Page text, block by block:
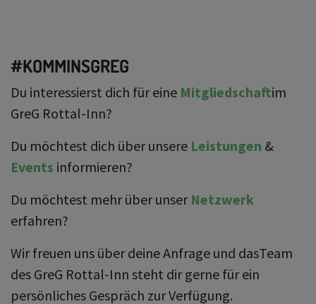
#KOMMINSGREG
Du interessierst dich für eine Mitgliedschaftim
GreG Rottal-Inn?
Du möchtest dich über unsere Leistungen &
Events informieren?
Du möchtest mehr über unser Netzwerk
erfahren?
Wir freuen uns über deine Anfrage und dasTeam
des GreG Rottal-Inn steht dir gerne für ein
persönliches Gespräch zur Verfügung.